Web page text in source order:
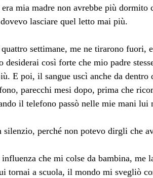
era mia madre non avrebbe più
lasciare quel letto mai più.
settimane, me ne tirarono fuori,
desiderai così forte che mio padre
E poi, il sangue uscì anche da
parecchi mesi dopo, prima che
il telefono passò nelle mie mani lui
perché non potevo dirgli che
che mi colse da bambina, me
tornai a scuola, il mondo mi svegliò